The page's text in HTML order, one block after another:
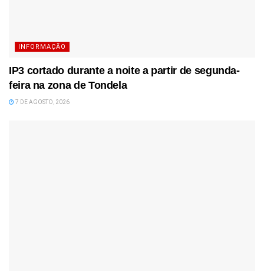
INFORMAÇÃO
IP3 cortado durante a noite a partir de segunda-
feira na zona de Tondela
7 DE AGOSTO, 2026